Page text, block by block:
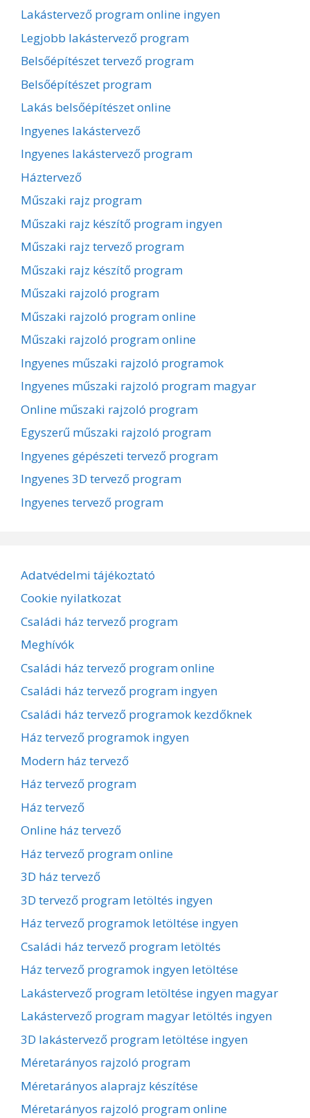
Lakástervező program online ingyen
Legjobb lakástervező program
Belsőépítészet tervező program
Belsőépítészet program
Lakás belsőépítészet online
Ingyenes lakástervező
Ingyenes lakástervező program
Háztervező
Műszaki rajz program
Műszaki rajz készítő program ingyen
Műszaki rajz tervező program
Műszaki rajz készítő program
Műszaki rajzoló program
Műszaki rajzoló program online
Műszaki rajzoló program online
Ingyenes műszaki rajzoló programok
Ingyenes műszaki rajzoló program magyar
Online műszaki rajzoló program
Egyszerű műszaki rajzoló program
Ingyenes gépészeti tervező program
Ingyenes 3D tervező program
Ingyenes tervező program
Adatvédelmi tájékoztató
Cookie nyilatkozat
Családi ház tervező program
Meghívók
Családi ház tervező program online
Családi ház tervező program ingyen
Családi ház tervező programok kezdőknek
Ház tervező programok ingyen
Modern ház tervező
Ház tervező program
Ház tervező
Online ház tervező
Ház tervező program online
3D ház tervező
3D tervező program letöltés ingyen
Ház tervező programok letöltése ingyen
Családi ház tervező program letöltés
Ház tervező programok ingyen letöltése
Lakástervező program letöltése ingyen magyar
Lakástervező program magyar letöltés ingyen
3D lakástervező program letöltése ingyen
Méretarányos rajzoló program
Méretarányos alaprajz készítése
Méretarányos rajzoló program online